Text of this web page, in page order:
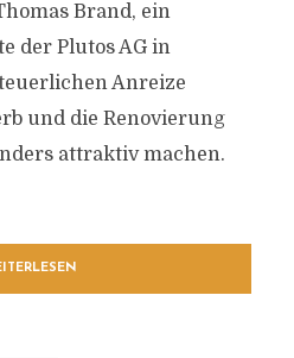
Brand, ein
der Plutos AG in
Anreize
und die Renovierung
attraktiv machen.